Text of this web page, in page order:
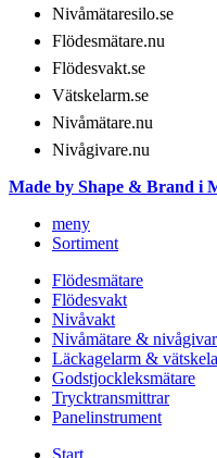
Nivåmätaresilo.se
Flödesmätare.nu
Flödesvakt.se
Vätskelarm.se
Nivåmätare.nu
Nivågivare.nu
Made by Shape & Brand i
meny
Sortiment
Flödesmätare
Flödesvakt
Nivåvakt
Nivåmätare &
Läckagelarm &
Godstjockleksmätare
Trycktransmittrar
Panelinstrument
Start